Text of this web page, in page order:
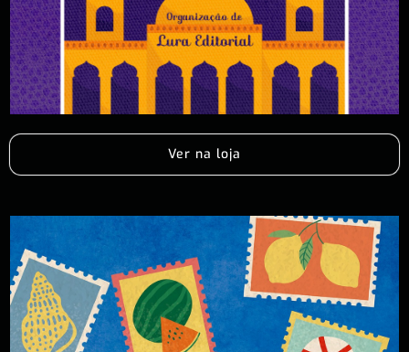
Ver na loja